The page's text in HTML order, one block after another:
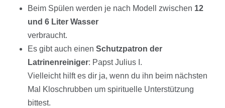
Beim Spülen werden je nach Modell zwischen 12
und 6 Liter Wasser
verbraucht.
Es gibt auch einen Schutzpatron der
Latrinenreiniger: Papst Julius I.
Vielleicht hilft es dir ja, wenn du ihn beim nächsten
Mal Kloschrubben um spirituelle Unterstützung
bittest.